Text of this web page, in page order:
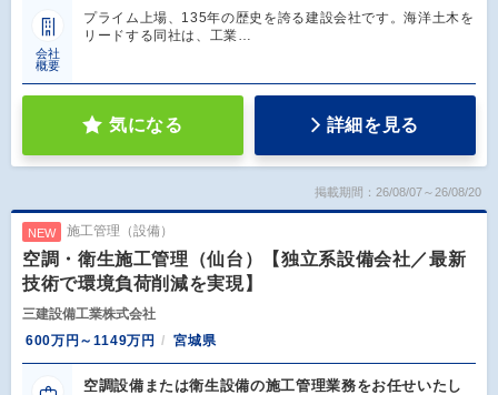
会社
概要
プライム上場、135年の歴史を誇る建設会社です。海洋土木を
リードする同社は、工業…
気になる 詳細を見る
掲載期間：26/08/07～26/08/20
NEW 施工管理（設備）
空調・衛生施工管理（仙台）【独立系設備会社／最新
技術で環境負荷削減を実現】
三建設備工業株式会社
600万円～1149万円
宮城県
空調設備または衛生設備の施工管理業務をお任せいたし